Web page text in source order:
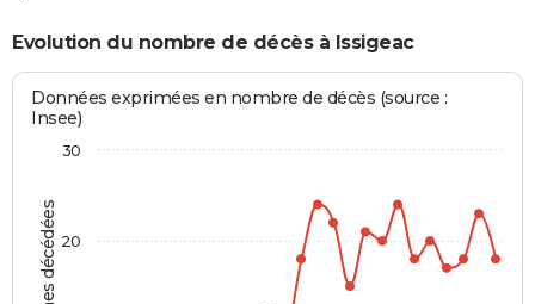
Evolution du nombre de décès à Issigeac
Données exprimées en nombre de décès (source :
Insee)
20
30